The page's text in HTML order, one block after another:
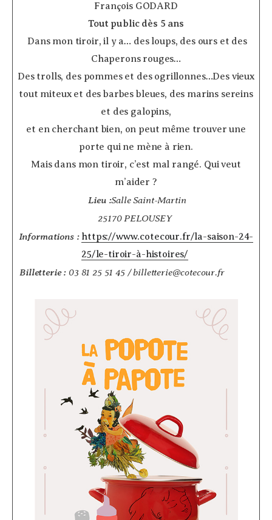
François GODARD
Tout public dès 5 ans
­ Dans mon tiroir, il y a… des loups, des ours et des
Chaperons rouges…
Des trolls, des pommes et des ogrillonnes…Des vieux
tout miteux et des barbes bleues, des marins sereins
et des galopins,
et en cherchant bien, on peut même trouver une
porte qui ne mène à rien.
Mais dans mon tiroir, c’est mal rangé. Qui veut
m’aider ?
Lieu :Salle Saint-Martin
25170 PELOUSEY
Informations : https://www.cotecour.fr/la-saison-24-
25/le-tiroir-à-histoires/
Billetterie : 03 81 25 51 45 / billetterie@cotecour.fr­ ­ ­ ­ ­ ­ ­ ­ ­ ­ ­ ­